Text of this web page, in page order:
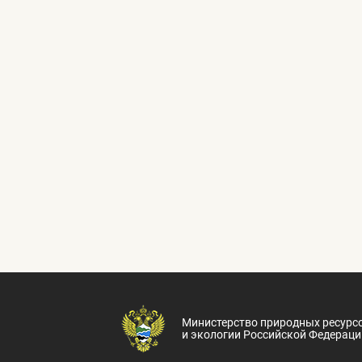
Министерство природных
и экологии Российской